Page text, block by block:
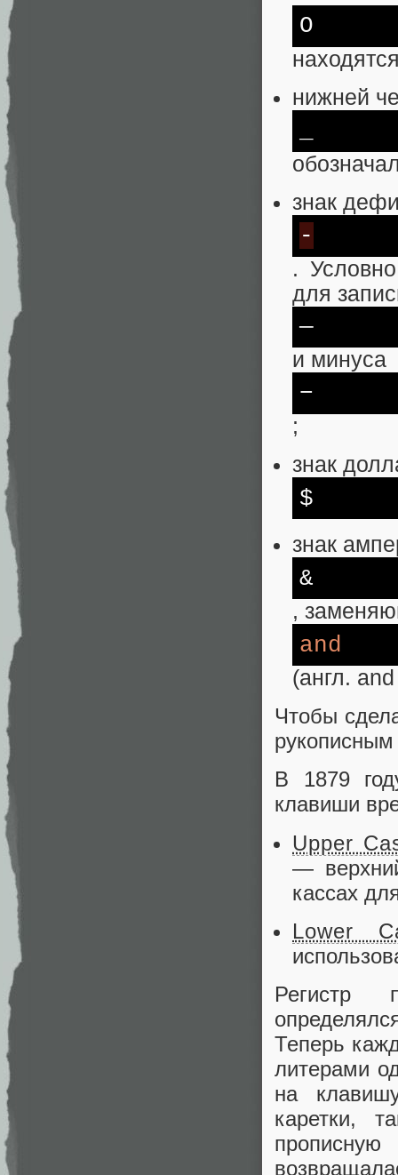
O
нижней
знак
-
.
для
—
и минуса
−
;
знак
$
знак
&
,
and
(англ.
Чтобы
В 1879
клавиши
Upper
—
кассах
Lower
Регистр
Теперь
литерами
на
каретки,